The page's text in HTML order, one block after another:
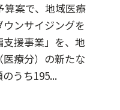
案で、地域医療
ンサイジングを
援事業」を、地
療分）の新たな
うち195...